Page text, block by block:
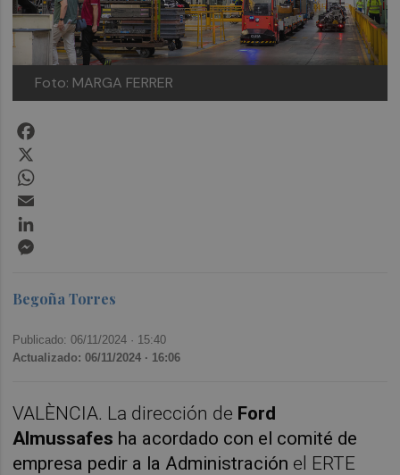
Foto: MARGA FERRER
Begoña Torres
Publicado: 06/11/2024 · 15:40
Actualizado: 06/11/2024 · 16:06
VALÈNCIA. La dirección de Ford
Almussafes ha acordado con el comité de
empresa pedir a la Administración el ERTE